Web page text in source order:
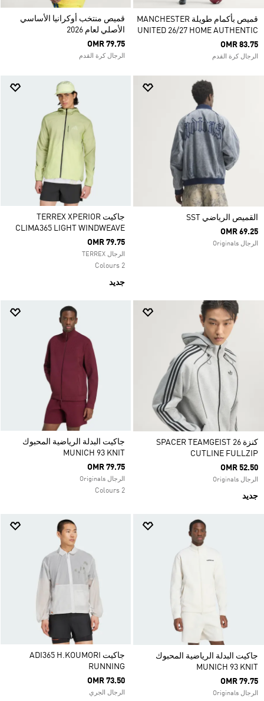
قميص بأكمام طويلة MANCHESTER
UNITED 26/27 HOME AUTHENTIC
OMR 83.75
الرجال كرة القدم
قميص منتخب أوكرانيا الأساسي
الأصلي لعام 2026
OMR 79.75
الرجال كرة القدم
القميص الرياضي SST
OMR 69.25
الرجال Originals
جاكيت TERREX XPERIOR
CLIMA365 LIGHT WINDWEAVE
OMR 79.75
الرجال TERREX
2 Colours
جديد
كنزة SPACER TEAMGEIST 26
CUTLINE FULLZIP
OMR 52.50
الرجال Originals
جديد
جاكيت البدلة الرياضية المحبوك
MUNICH 93 KNIT
OMR 79.75
الرجال Originals
2 Colours
جاكيت البدلة الرياضية المحبوك
MUNICH 93 KNIT
OMR 79.75
الرجال Originals
جاكيت ADI365 H.KOUMORI
RUNNING
OMR 73.50
الرجال الجري